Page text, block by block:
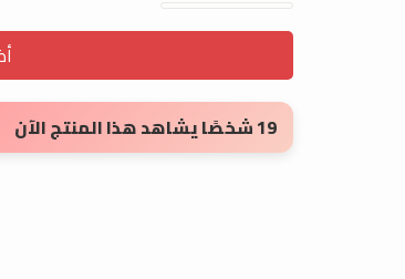
مريله طبخ جنز quantity
19 شخصًا يشاهد هذا المنتج الآن